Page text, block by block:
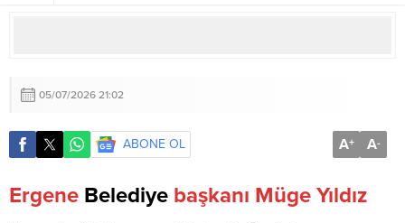
05/07/2026 21:02
ABONE OL A+ A-
Ergene Belediye başkanı Müge Yıldız